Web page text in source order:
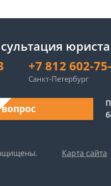
+7 812 602-
Санкт-Петербург
Карта сайта